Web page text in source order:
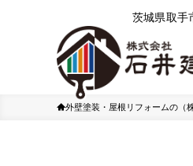
茨城県取⼿
外壁塗装・屋根リフォームの（